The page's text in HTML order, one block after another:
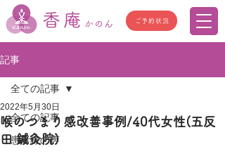
香庵 かのん ご予約状況
記事
全ての記事
患者様の声
全ての記事
喉のつまり感改善事例/40代女性(五反
田 鍼灸院)
2022年5月30日